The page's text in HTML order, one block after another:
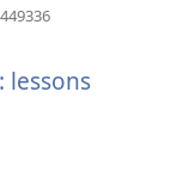
lessons